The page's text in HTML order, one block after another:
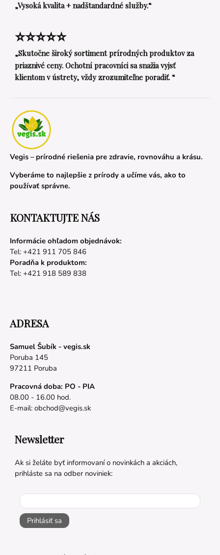
„Vysoká kvalita + nadštandardné služby.“
⭐⭐⭐⭐⭐
„Skutočne široký sortiment prírodných produktov za
priaznivé ceny. Ochotní pracovníci sa snažia vyjsť
klientom v ústrety, vždy zrozumiteľne poradiť. “
Vegis – prírodné riešenia pre zdravie, rovnováhu a krásu.
Vyberáme to najlepšie z prírody a učíme vás, ako to
používať správne.
KONTAKTUJTE NÁS
Informácie ohľadom objednávok:
Tel: +421 911 705 846
Poradňa k produktom:
Tel: +421 918 589 838
ADRESA
Samuel Šubík - vegis.sk
Poruba 145
97211 Poruba
Pracovná doba: PO - PIA
08.00 - 16.00 hod.
E-mail: obchod@vegis.sk
Newsletter
Ak si želáte byť informovaní o novinkách a akciách,
prihláste sa na odber noviniek:
Prihlásiť sa